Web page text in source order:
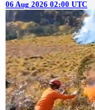
06 Aug 2026 02:00 UTC